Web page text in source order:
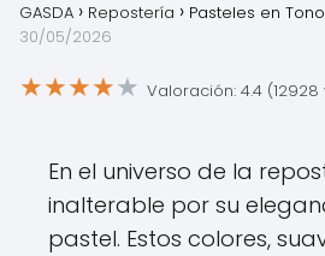
GASDA Repostería
Pasteles en
30/05/2026
★★★★★ Valoración: 4.4 (12928
En el universo de la
inalterable por su
pastel. Estos colores,